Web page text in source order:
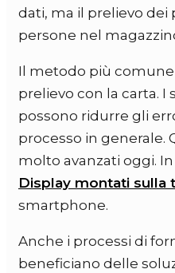
dati, ma il prelievo dei
persone nel
Il metodo più comune
prelievo con la carta. I
possono ridurre gli
processo in generale.
molto avanzati oggi.
Display montati sulla
smartphone.
Anche i processi di
beneficiano delle